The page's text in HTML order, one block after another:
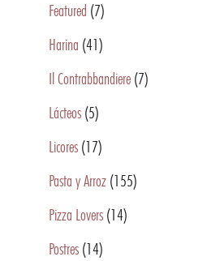
Featured (7)
Harina (41)
Il Contrabbandiere (7)
Lácteos (5)
Licores (17)
Pasta y Arroz (155)
Pizza Lovers (14)
Postres (14)